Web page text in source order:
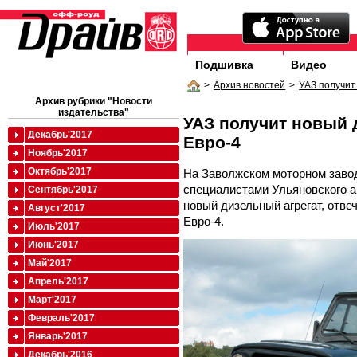
Подшивка Видео
> Архив новостей > УАЗ
УАЗ получит новый
Евро-4
На Заволжском моторном
специалистами Ульяновского
новый дизельный агрегат,
Евро-4.
Архив рубрики "Новости
издательства"
Декабрь'2017
Ноябрь'2017
Октябрь'2017
Сентябрь'2017
Август'2017
Июль'2017
Июнь'2017
Май'2017
Апрель'2017
Март'2017
Февраль'2017
Январь'2017
Декабрь'2016